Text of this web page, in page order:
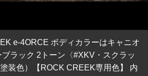
e-4ORCE ボディカラーはキャニオ
ラック 2トーン〈#XKV・スクラッ
装色）【ROCK CREEK専用色】 内